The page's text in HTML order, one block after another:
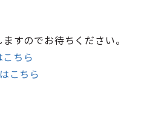
すのでお待ちください。
ちら
こちら